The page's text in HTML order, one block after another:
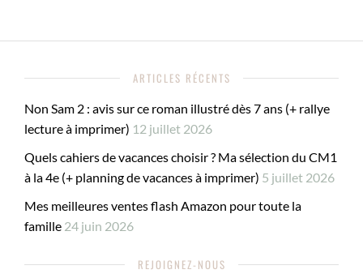
ARTICLES RÉCENTS
Non Sam 2 : avis sur ce roman illustré dès 7 ans (+ rallye
lecture à imprimer) 12 juillet 2026
Quels cahiers de vacances choisir ? Ma sélection du CM1
à la 4e (+ planning de vacances à imprimer) 5 juillet 2026
Mes meilleures ventes flash Amazon pour toute la
famille 24 juin 2026
REJOIGNEZ-NOUS